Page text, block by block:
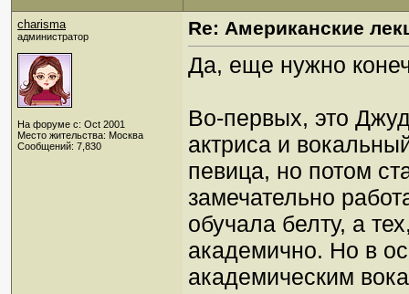
charisma
администратор
На форуме с: Oct 2001
Место жительства: Москва
Сообщений: 7,830
Re: Американские
Да, еще нужно
Во-первых, это
актриса и
певица, но потом
замечательно
обучала белту, а
академично. Но в
академическим